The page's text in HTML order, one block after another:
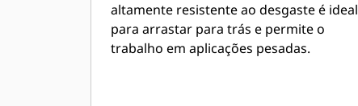
altamente resistente ao desgaste é ideal
para arrastar para trás e permite o
trabalho em aplicações pesadas.